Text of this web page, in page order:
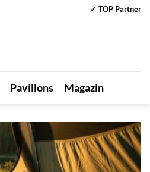
✓ TOP Partner
Pavillons Magazin